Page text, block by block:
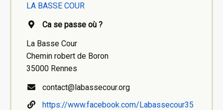
LA BASSE COUR
Ca se passe où ?
La Basse Cour
Chemin robert de Boron
35000 Rennes
contact@labassecour.org
https://www.facebook.com/Labassecour35